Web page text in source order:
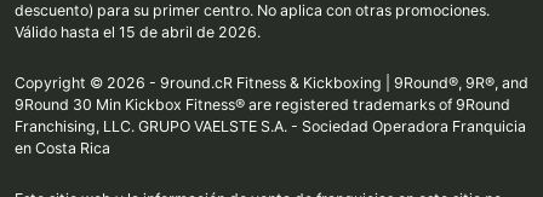
descuento) para su primer centro. No aplica con otras promociones.
Válido hasta el 15 de abril de 2026.
Copyright © 2026 - 9round.cR Fitness & Kickboxing | 9Round®, 9R®, and
9Round 30 Min Kickbox Fitness® are registered trademarks of 9Round
Franchising, LLC. GRUPO VAELSTE S.A. - Sociedad Operadora Franquicia
en Costa Rica